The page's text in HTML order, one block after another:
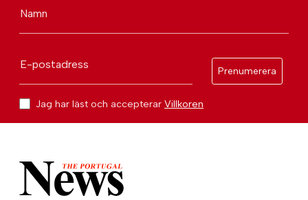
Namn
E-postadress
Prenumerera
Jag har läst och accepterar Villkoren